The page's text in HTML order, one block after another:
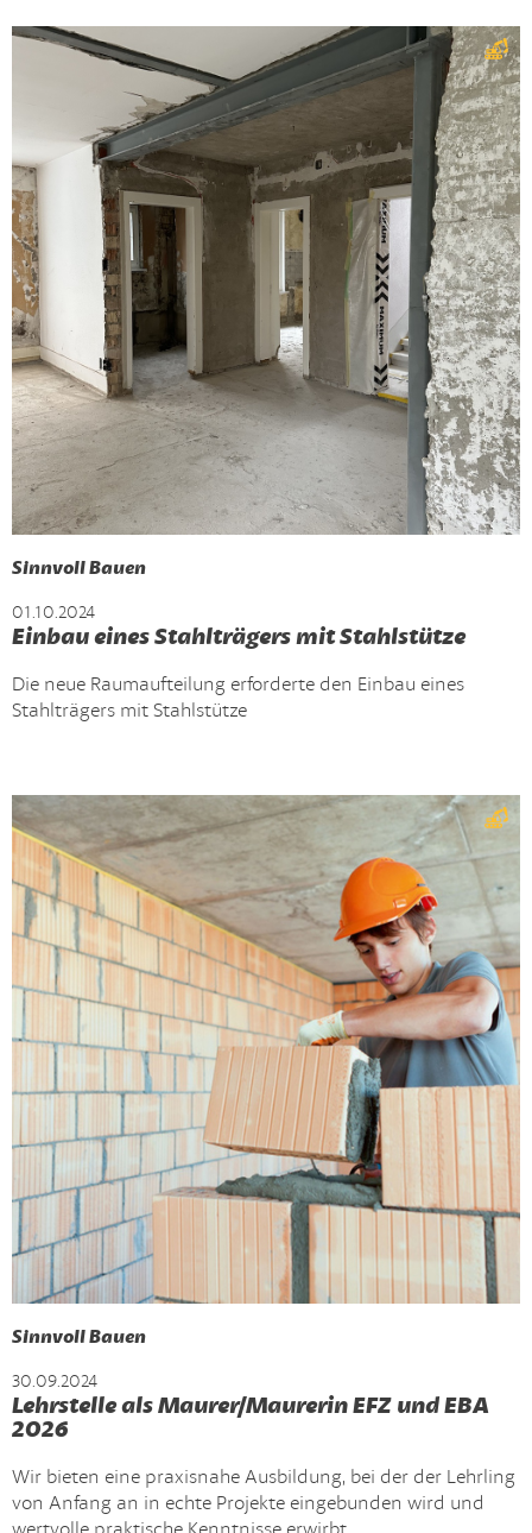
Sinnvoll Bauen
01.10.2024
Einbau eines Stahlträgers mit Stahlstütze
Die neue Raumaufteilung erforderte den Einbau eines
Stahlträgers mit Stahlstütze
Sinnvoll Bauen
30.09.2024
Lehrstelle als Maurer/Maurerin EFZ und EBA
2026
Wir bieten eine praxisnahe Ausbildung, bei der der Lehrling
von Anfang an in echte Projekte eingebunden wird und